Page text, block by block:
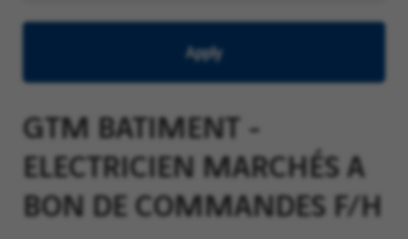
Apply
GTM BATIMENT -
ELECTRICIEN MARCHÉS A
BON DE COMMANDES F/H